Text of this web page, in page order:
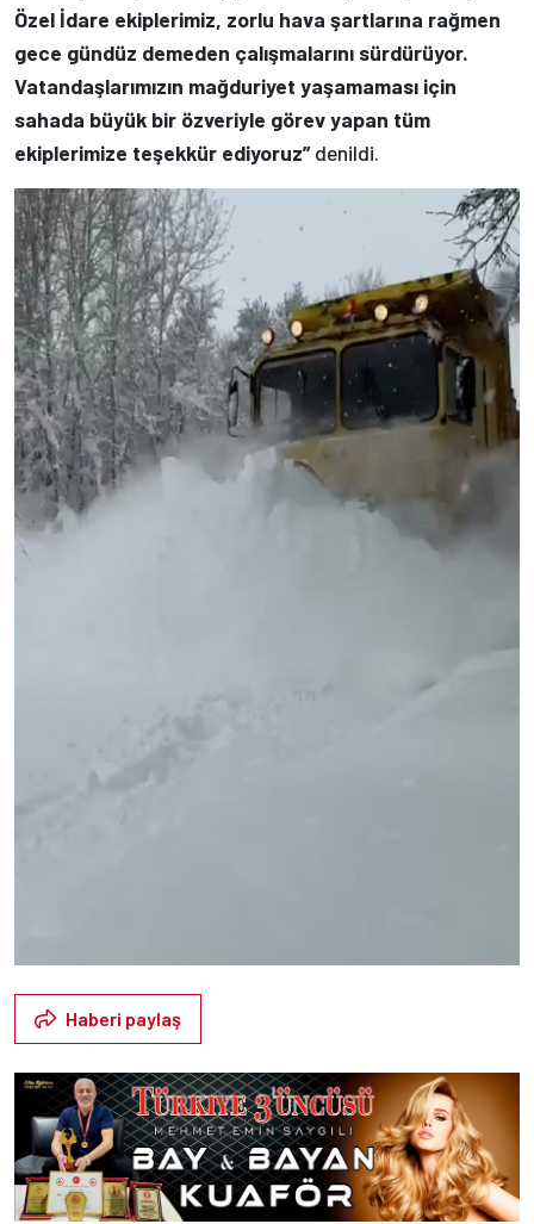
Özel İdare ekiplerimiz, zorlu hava şartlarına rağmen
gece gündüz demeden çalışmalarını sürdürüyor.
Vatandaşlarımızın mağduriyet yaşamaması için
sahada büyük bir özveriyle görev yapan tüm
ekiplerimize teşekkür ediyoruz”denildi.
Haberi paylaş